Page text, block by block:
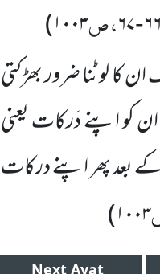
۶۶-۶۷، ص۱۰۰۳)
کا لوٹنا ضرور بھڑکتی
کو اپنے دَرکات یعنی
پھر اپنے درکات
۱۰۰۳)
Next Ayat